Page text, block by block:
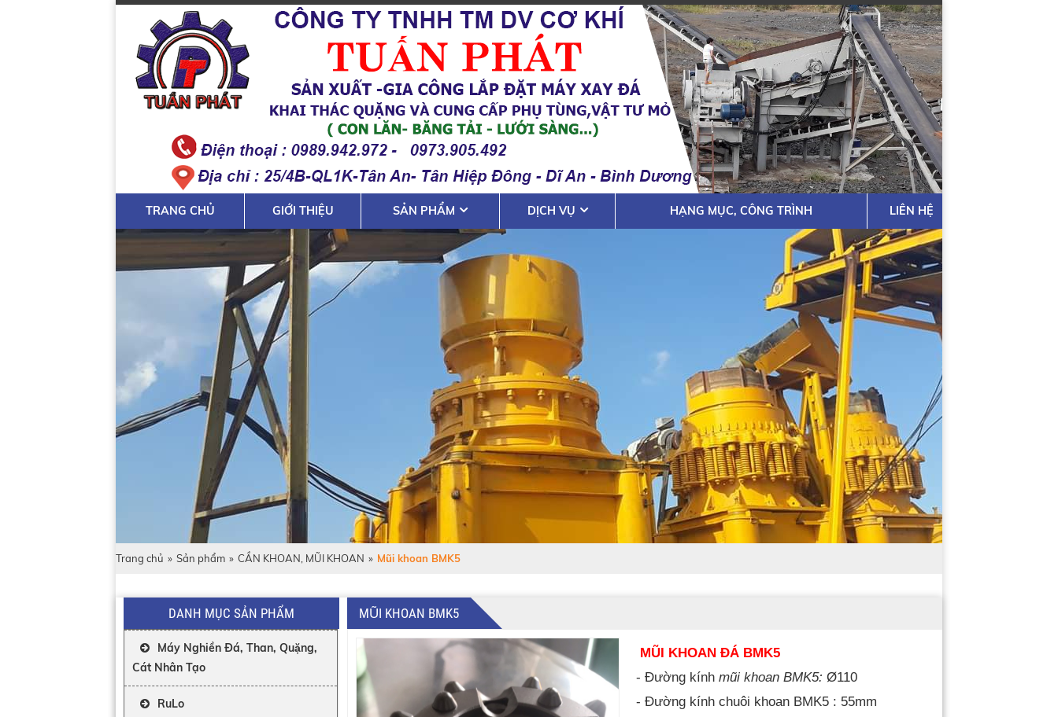
TRANG CHỦ GIỚI THIỆU SẢN PHẨM DỊCH VỤ HẠNG MỤC, CÔNG TRÌNH LIÊN HỆ
Trang chủ » Sản phẩm » CẦN KHOAN, MŨI KHOAN » Mũi khoan BMK5
DANH MỤC SẢN PHẨM
Máy Nghiền Đá, Than, Quặng,
Cát Nhân Tạo
RuLo
MŨI KHOAN BMK5
MŨI KHOAN ĐÁ BMK5
- Đường kính mũi khoan BMK5: Ø110
- Đường kính chuôi khoan BMK5 : 55mm